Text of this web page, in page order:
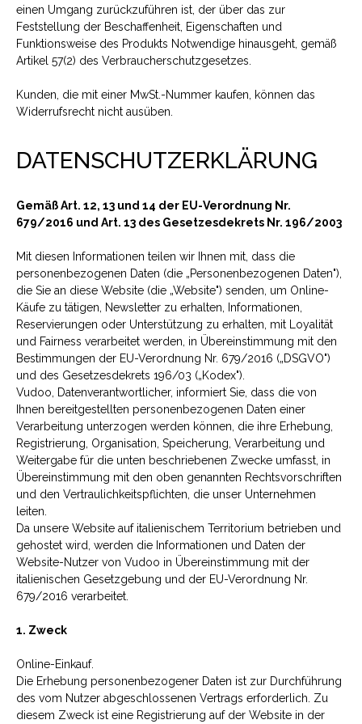
einen Umgang zurückzuführen ist, der über das zur
Feststellung der Beschaffenheit, Eigenschaften und
Funktionsweise des Produkts Notwendige hinausgeht, gemäß
Artikel 57(2) des Verbraucherschutzgesetzes.
Kunden, die mit einer MwSt.-Nummer kaufen, können das
Widerrufsrecht nicht ausüben.
DATENSCHUTZERKLÄRUNG
Gemäß Art. 12, 13 und 14 der EU-Verordnung Nr.
679/2016 und Art. 13 des Gesetzesdekrets Nr. 196/2003
Mit diesen Informationen teilen wir Ihnen mit, dass die
personenbezogenen Daten (die „Personenbezogenen Daten"),
die Sie an diese Website (die „Website") senden, um Online-
Käufe zu tätigen, Newsletter zu erhalten, Informationen,
Reservierungen oder Unterstützung zu erhalten, mit Loyalität
und Fairness verarbeitet werden, in Übereinstimmung mit den
Bestimmungen der EU-Verordnung Nr. 679/2016 („DSGVO")
und des Gesetzesdekrets 196/03 („Kodex").
Vudoo, Datenverantwortlicher, informiert Sie, dass die von
Ihnen bereitgestellten personenbezogenen Daten einer
Verarbeitung unterzogen werden können, die ihre Erhebung,
Registrierung, Organisation, Speicherung, Verarbeitung und
Weitergabe für die unten beschriebenen Zwecke umfasst, in
Übereinstimmung mit den oben genannten Rechtsvorschriften
und den Vertraulichkeitspflichten, die unser Unternehmen
leiten.
Da unsere Website auf italienischem Territorium betrieben und
gehostet wird, werden die Informationen und Daten der
Website-Nutzer von Vudoo in Übereinstimmung mit der
italienischen Gesetzgebung und der EU-Verordnung Nr.
679/2016 verarbeitet.
1. Zweck
Online-Einkauf.
Die Erhebung personenbezogener Daten ist zur Durchführung
des vom Nutzer abgeschlossenen Vertrags erforderlich. Zu
diesem Zweck ist eine Registrierung auf der Website in der